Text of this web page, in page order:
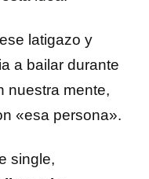
latigazo y
a bailar durante
nuestra mente,
«esa persona».
single,